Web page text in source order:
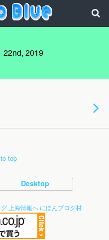
22nd, 2019
top
Desktop
にほんブログ村